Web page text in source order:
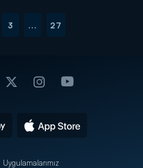
3 ... 27
Uygulamalarımız